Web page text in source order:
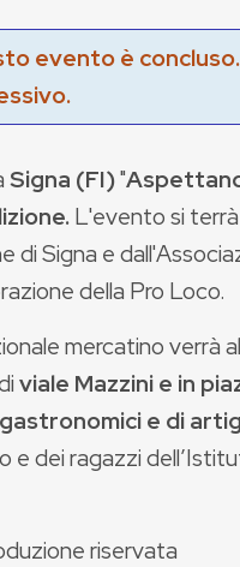
evento è
Signa (FI)"
L'evento si terrà
di Signa e
della Pro Loco.
mercatino verrà
viale Mazzini e in
e di
e dei ragazzi
riservata